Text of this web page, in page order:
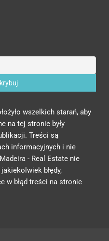
wszelkich starań, aby
na tej stronie były
Treści są
informacyjnych i nie
- Real Estate nie
błędy,
w błąd treści na stronie